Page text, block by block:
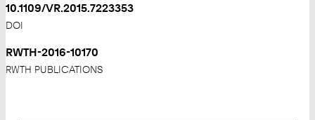
10.1109/VR.2015.7223353
DOI
RWTH-2016-10170
RWTH PUBLICATIONS